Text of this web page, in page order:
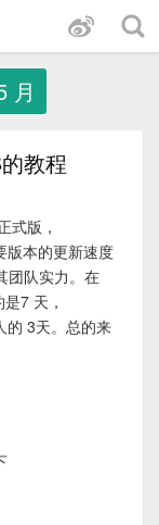
月
教程
式版，
版本的更新速度
团队实力。在
7 天，
的 3天。总的来